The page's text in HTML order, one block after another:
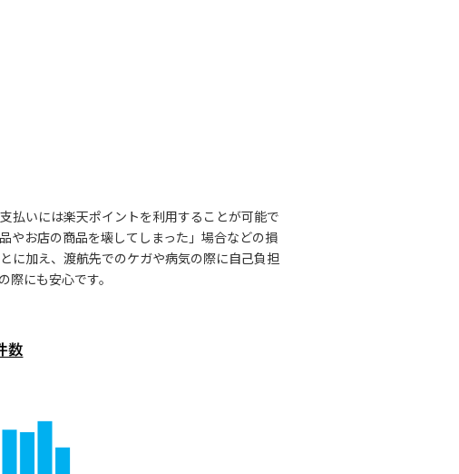
払いには楽天ポイントを利用することが可能で
やお店の商品を壊してしまった」場合などの損
に加え、渡航先でのケガや病気の際に自己負担
際にも安心です。